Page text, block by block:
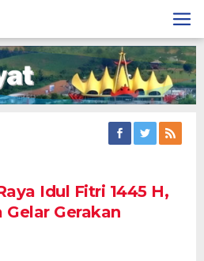
Idul Fitri 1445 H,
Gerakan